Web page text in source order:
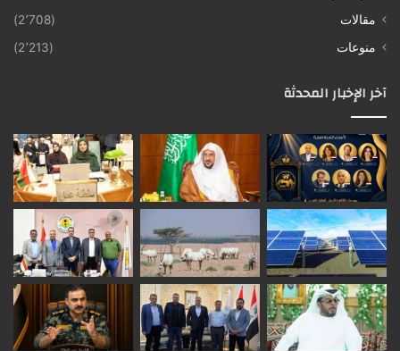
مقالات
(2٬708)
منوعات
(2٬213)
آخر الإخبار المحدثة